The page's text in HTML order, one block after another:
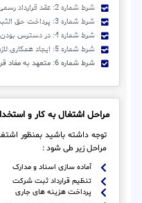
شرط شماره 2: عقد قرارداد رسمی با موسسه ثبتا
شرط شماره 3: پرداخت حق الثبت و اجرا
شرط شماره 4: در دسترس بودن متقاضی
شرط شماره 5: ایجاد همکاری لازم در طی فرایند ثبت
شرط شماره 6: متعهد به مفاد قرارداد منعقده
مراحل اشتغال به کار و
توجه داشته باشید بمنظور
مراحل زیر طی شود :
آماده سازی اسناد و مدارک
تنظیم قرارداد ثبت شرکت
پرداخت هزینه های جاری